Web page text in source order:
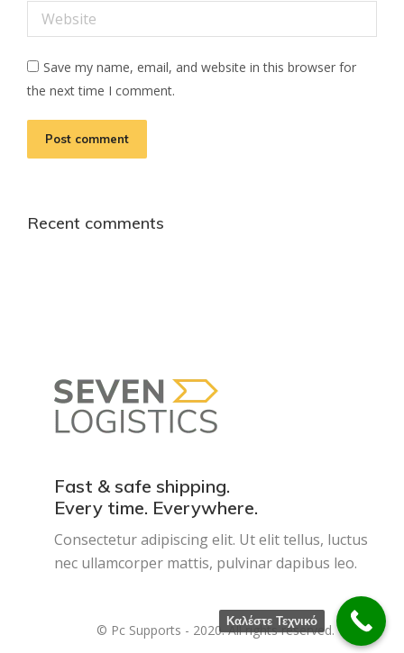
Website
Save my name, email, and website in this browser for
the next time I comment.
Post comment
Recent comments
Fast & safe shipping.
Every time. Everywhere.
Consectetur adipiscing elit. Ut elit tellus, luctus
nec ullamcorper mattis, pulvinar dapibus leo.
© Pc Supports - 2020. All rights reserved.
Καλέστε Τεχνικό